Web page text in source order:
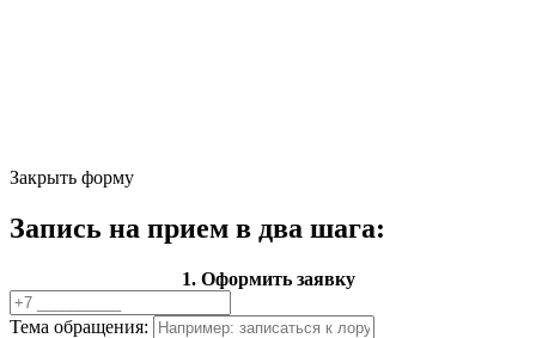
Закрыть форму
Запись на прием в два шага:
1. Оформить заявку
Тема обращения: